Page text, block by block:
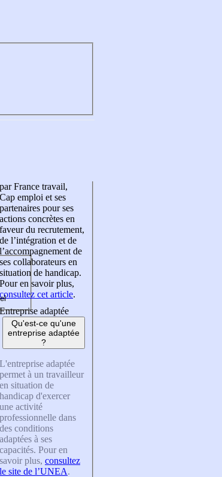
par France travail,
Cap emploi et ses
partenaires pour ses
actions concrètes en
faveur du recrutement,
de l’intégration et de
l’accompagnement de
ses collaborateurs en
situation de handicap.
Pour en savoir plus,
consultez cet article.
Entreprise adaptée
Qu'est-ce qu'une
entreprise adaptée
?
L'entreprise adaptée
permet à un travailleur
en situation de
handicap d'exercer
une activité
professionnelle dans
des conditions
adaptées à ses
capacités. Pour en
savoir plus, consultez
le site de l’UNEA.